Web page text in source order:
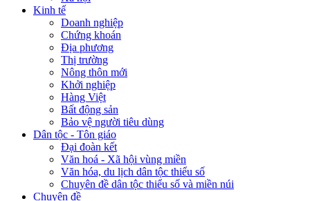
Kinh tế
Doanh nghiệp
Chứng khoán
Địa phương
Thị trường
Nông thôn mới
Khởi nghiệp
Hàng Việt
Bất động sản
Bảo vệ người tiêu dùng
Dân tộc - Tôn giáo
Đại đoàn kết
Văn hoá - Xã hội vùng miền
Văn hóa, du lịch dân tộc thiểu số
Chuyên đề dân tộc thiểu số và miền núi
Chuyên đề